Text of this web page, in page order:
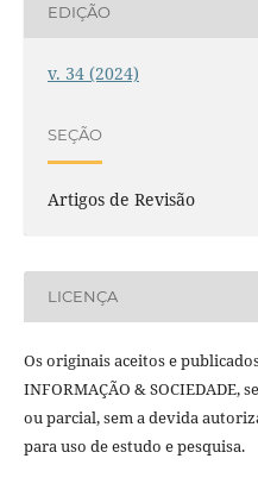
EDIÇÃO
v. 34 (2024)
SEÇÃO
Artigos de Revisão
LICENÇA
Os originais aceitos e
INFORMAÇÃO & SOCIEDADE,
ou parcial, sem a devida
para uso de estudo e pesquisa.